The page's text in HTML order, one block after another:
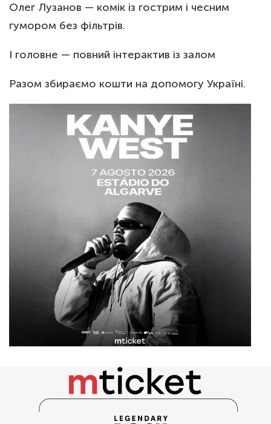
Олег Лузанов — комік із гострим і чесним
гумором без фільтрів.
І головне — повний інтерактив із залом
Разом збираємо кошти на допомогу Україні.